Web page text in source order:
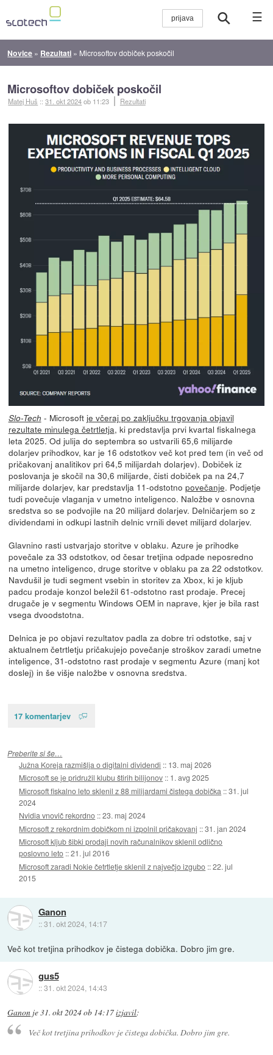
☰
Novice » Rezultati » Microsoftov dobiček poskočil
Microsoftov dobiček poskočil
Matej Huš ::31. okt 2024ob 11:23 Rezultati
Slo-Tech - Microsoft je včeraj po zaključku trgovanja objavil
rezultate minulega četrtletja, ki predstavlja prvi kvartal fiskalnega
leta 2025. Od julija do septembra so ustvarili 65,6 milijarde
dolarjev prihodkov, kar je 16 odstotkov več kot pred tem (in več od
pričakovanj analitikov pri 64,5 milijardah dolarjev). Dobiček iz
poslovanja je skočil na 30,6 milijarde, čisti dobiček pa na 24,7
milijarde dolarjev, kar predstavlja 11-odstotno povečanje. Podjetje
tudi povečuje vlaganja v umetno inteligenco. Naložbe v osnovna
sredstva so se podvojile na 20 milijard dolarjev. Delničarjem so z
dividendami in odkupi lastnih delnic vrnili devet milijard dolarjev.
Glavnino rasti ustvarjajo storitve v oblaku. Azure je prihodke
povečale za 33 odstotkov, od česar tretjina odpade neposredno
na umetno inteligenco, druge storitve v oblaku pa za 22 odstotkov.
Navdušil je tudi segment vsebin in storitev za Xbox, ki je kljub
padcu prodaje konzol beležil 61-odstotno rast prodaje. Precej
drugače je v segmentu Windows OEM in naprave, kjer je bila rast
vsega dvoodstotna.
Delnica je po objavi rezultatov padla za dobre tri odstotke, saj v
aktualnem četrtletju pričakujejo povečanje stroškov zaradi umetne
inteligence, 31-odstotno rast prodaje v segmentu Azure (manj kot
doslej) in še višje naložbe v osnovna sredstva.
17 komentarjev
Preberite si še…
Južna Koreja razmišlja o digitalni dividendi :: 13. maj 2026
Microsoft se je pridružil klubu štirih bilijonov :: 1. avg 2025
Microsoft fiskalno leto sklenil z 88 milijardami čistega dobička ::31. jul
2024
Nvidia vnovič rekordno ::23. maj 2024
Microsoft z rekordnim dobičkom ni izpolnil pričakovanj ::31. jan 2024
Microsoft kljub šibki prodaji novih računalnikov sklenil odlično
poslovno leto ::21. jul 2016
Microsoft zaradi Nokie četrtletje sklenil z največjo izgubo ::22. jul
2015
Ganon
::31. okt 2024, 14:17
Več kot tretjina prihodkov je čistega dobička. Dobro jim gre.
gus5
::31. okt 2024, 14:43
Ganon je31. okt 2024 ob 14:17izjavil:
Več kot tretjina prihodkov je čistega dobička. Dobro jim gre.